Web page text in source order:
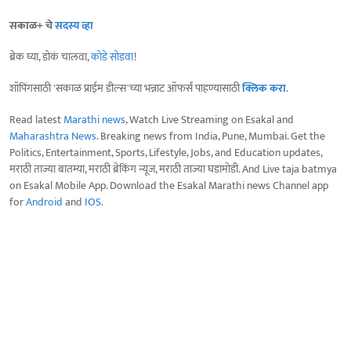
सकाळ+ चेसदस्य व्हा
ब्रेक घ्या, डोकं चालवा,कोडे सोडवा!
शॉपिंगसाठी 'सकाळ प्राईम डील्स'च्या भन्नाट ऑफर्स पाहण्यासाठीक्लिक करा.
Read latestMarathi news, Watch Live Streaming on Esakal and
Maharashtra News. Breaking news from India, Pune, Mumbai. Get the
Politics, Entertainment, Sports, Lifestyle, Jobs, and Education updates,
मराठी ताज्या बातम्या, मराठी ब्रेकिंग न्यूज, मराठी ताज्या घडामोडी. And Live taja batmya
on Esakal Mobile App. Download the Esakal Marathi news Channel app
forAndroidand IOS.